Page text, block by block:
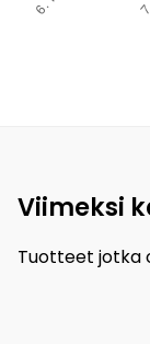
Viimeksi
Tuotteet jotka